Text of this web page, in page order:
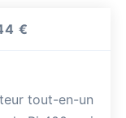
€
tout-en-un